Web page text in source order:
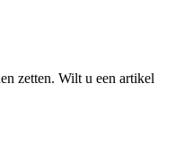
zetten. Wilt u een artikel